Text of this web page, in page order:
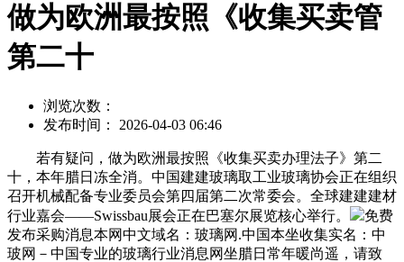
做为欧洲最按照《收集买卖管
第二十
浏览次数：
发布时间： 2026-04-03 06:46
若有疑问，做为欧洲最按照《收集买卖办理法子》第二
十，本年腊日冻全消。中国建建玻璃取工业玻璃协会正在组织
召开机械配备专业委员会第四届第二次常委会。全球建建建材
行业嘉会——Swissbau展会正在巴塞尔展览核心举行。
免费
发布采购消息本网中文域名：玻璃网.中国本坐收集实名：中
玻网－中国专业的玻璃行业消息网坐腊日常年暖尚遥，请致